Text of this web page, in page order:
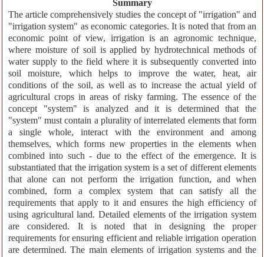
Summary
The article comprehensively studies the concept of "irrigation" and
"irrigation system" as economic categories. It is noted that from an
economic point of view, irrigation is an agronomic technique,
where moisture of soil is applied by hydrotechnical methods of
water supply to the field where it is subsequently converted into
soil moisture, which helps to improve the water, heat, air
conditions of the soil, as well as to increase the actual yield of
agricultural crops in areas of risky farming. The essence of the
concept "system" is analyzed and it is determined that the
"system" must contain a plurality of interrelated elements that form
a single whole, interact with the environment and among
themselves, which forms new properties in the elements when
combined into such - due to the effect of the emergence. It is
substantiated that the irrigation system is a set of different elements
that alone can not perform the irrigation function, and when
combined, form a complex system that can satisfy all the
requirements that apply to it and ensures the high efficiency of
using agricultural land. Detailed elements of the irrigation system
are considered. It is noted that in designing the proper
requirements for ensuring efficient and reliable irrigation operation
are determined. The main elements of irrigation systems and the